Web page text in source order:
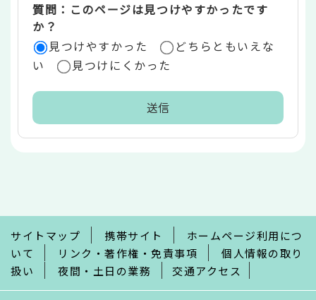
質問：このページは見つけやすかったです
か？
見つけやすかった
どちらともいえな
い
見つけにくかった
で
サイトマップ 携帯サイト
ホームページ利用につ
いて
リンク・著作権・免責事項
個人情報の取り
扱い
夜間・土日の業務 交通アクセス